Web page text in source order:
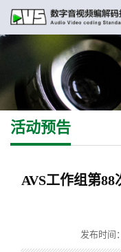
活动预告
AVS工作组第
发布时间：